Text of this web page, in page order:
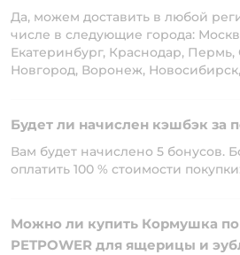
Да, можем доставить в любой
числе в следующие города:
Екатеринбург, Краснодар,
Новгород, Воронеж,
Будет ли начислен кэшбэк за
Вам будет начислено 5 бонусов.
оплатить 100 % стоимости
Можно ли купить Кормушка
PETPOWER для ящерицы и